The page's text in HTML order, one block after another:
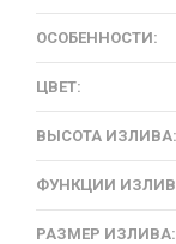
ОСОБЕННОСТИ:
ЦВЕТ:
ВЫСОТА ИЗЛИВА:
ФУНКЦИИ
РАЗМЕР ИЗЛИВА: